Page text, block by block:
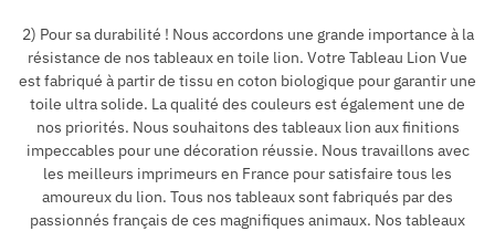
2) Pour sa durabilité ! Nous accordons une grande importance à la
résistance de nos tableaux en toile lion. Votre Tableau Lion Vue
est fabriqué à partir de tissu en coton biologique pour garantir une
toile ultra solide. La qualité des couleurs est également une de
nos priorités. Nous souhaitons des tableaux lion aux finitions
impeccables pour une décoration réussie. Nous travaillons avec
les meilleurs imprimeurs en France pour satisfaire tous les
amoureux du lion. Tous nos tableaux sont fabriqués par des
passionnés français de ces magnifiques animaux. Nos tableaux